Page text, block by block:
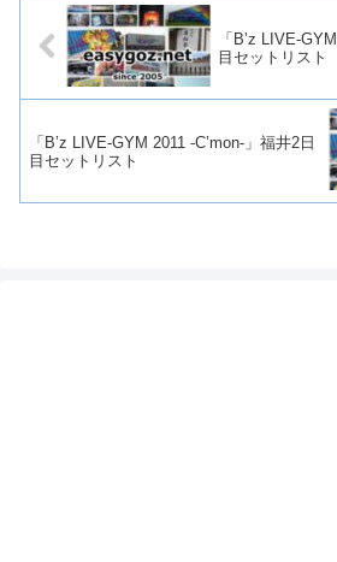
「B’z LIVE-
目セットリスト
「B’z LIVE-GYM 2011 -C’mon-」福井2日
目セットリスト